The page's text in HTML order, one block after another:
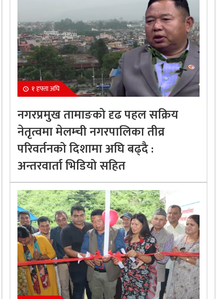
१ हफ्ता अघि
नगरप्रमुख तामाङको दृढ पहल सक्रिय
नेतृत्वमा मेलम्ची नगरपालिका तीव्र
परिवर्तनको दिशामा अघि बढ्दै :
अन्तरवार्ता भिडियो सहित